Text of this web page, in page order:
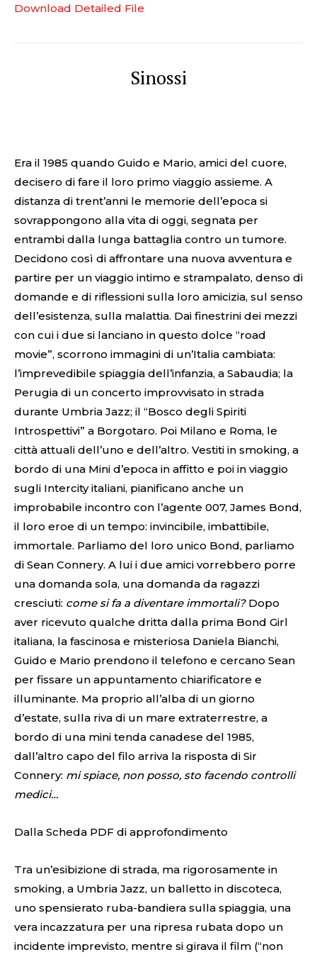
Download Detailed File
Sinossi
Era il 1985 quando Guido e Mario, amici del cuore,
decisero di fare il loro primo viaggio assieme. A
distanza di trent’anni le memorie dell’epoca si
sovrappongono alla vita di oggi, segnata per
entrambi dalla lunga battaglia contro un tumore.
Decidono così di affrontare una nuova avventura e
partire per un viaggio intimo e strampalato, denso di
domande e di riflessioni sulla loro amicizia, sul senso
dell’esistenza, sulla malattia. Dai finestrini dei mezzi
con cui i due si lanciano in questo dolce “road
movie”, scorrono immagini di un’Italia cambiata:
l’imprevedibile spiaggia dell’infanzia, a Sabaudia; la
Perugia di un concerto improvvisato in strada
durante Umbria Jazz; il “Bosco degli Spiriti
Introspettivi” a Borgotaro. Poi Milano e Roma, le
città attuali dell’uno e dell’altro. Vestiti in smoking, a
bordo di una Mini d’epoca in affitto e poi in viaggio
sugli Intercity italiani, pianificano anche un
improbabile incontro con l’agente 007, James Bond,
il loro eroe di un tempo: invincibile, imbattibile,
immortale. Parliamo del loro unico Bond, parliamo
di Sean Connery. A lui i due amici vorrebbero porre
una domanda sola, una domanda da ragazzi
cresciuti: come si fa a diventare immortali?Dopo
aver ricevuto qualche dritta dalla prima Bond Girl
italiana, la fascinosa e misteriosa Daniela Bianchi,
Guido e Mario prendono il telefono e cercano Sean
per fissare un appuntamento chiarificatore e
illuminante. Ma proprio all’alba di un giorno
d’estate, sulla riva di un mare extraterrestre, a
bordo di una mini tenda canadese del 1985,
dall’altro capo del filo arriva la risposta di Sir
Connery: mi spiace, non posso, sto facendo controlli
medici…
Dalla Scheda PDF di approfondimento
Tra un’esibizione di strada, ma rigorosamente in
smoking, a Umbria Jazz, un balletto in discoteca,
uno spensierato ruba-bandiera sulla spiaggia, una
vera incazzatura per una ripresa rubata dopo un
incidente imprevisto, mentre si girava il film (“non